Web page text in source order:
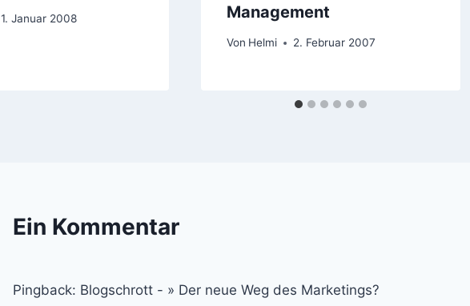
1. Januar 2008
Management
Von Helmi 2. Februar 2007
Ein Kommentar
Pingback: Blogschrott - » Der neue Weg des Marketings?